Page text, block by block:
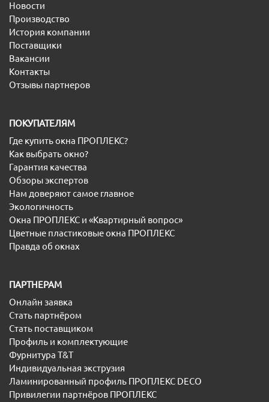
Новости
Производство
История компании
Поставщики
Вакансии
Контакты
Отзывы партнеров
ПОКУПАТЕЛЯМ
Где купить окна ПРОПЛЕКС?
Как выбрать окно?
Гарантия качества
Обзоры экспертов
Нам доверяют самое главное
Экологичность
Окна ПРОПЛЕКС и «Квартирный вопрос»
Цветные пластиковые окна ПРОПЛЕКС
Правда об окнах
ПАРТНЕРАМ
Онлайн заявка
Стать партнёром
Стать поставщиком
Профиль и комплектующие
Фурнитура T&T
Индивидуальная экструзия
Ламинированный профиль ПРОПЛЕКС DECO
Привилегии партнёров ПРОПЛЕКС